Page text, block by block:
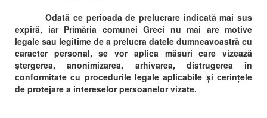
Odată ce perioada de prelucrare indicată mai sus
expiră, iar Primăria comunei Greci nu mai are motive
legale sau legitime de a prelucra datele dumneavoastră cu
caracter personal, se vor aplica măsuri care vizează
ștergerea, anonimizarea, arhivarea, distrugerea în
conformitate cu procedurile legale aplicabile și cerințele
de protejare a intereselor persoanelor vizate.